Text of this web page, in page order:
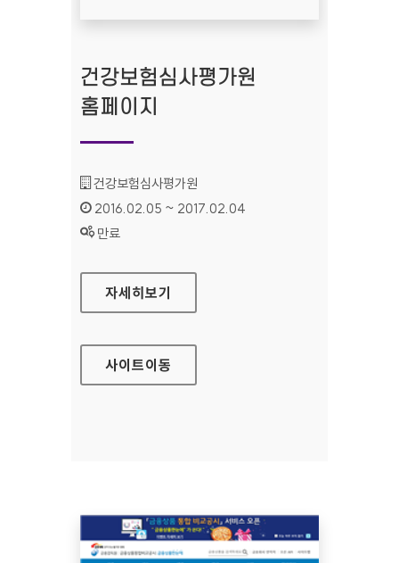
건강보험심사평가원
홈페이지
기관명 :
건강보험심사평가원
인증기간 :
2016.02.05 ~ 2017.02.04
상태 :
만료
건강보험심사평가원 홈페이지
자세히보기
사이트이동